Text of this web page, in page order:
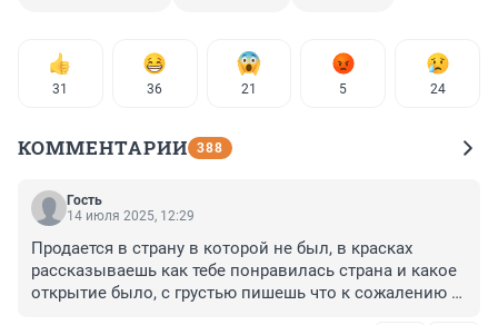
31 36 21 5 24
КОММЕНТАРИИ 388
Гость
14 июля 2025, 12:29
Продается в страну в которой не был, в красках
рассказываешь как тебе понравилась страна и какое
открытие было, с грустью пишешь что к сожалению